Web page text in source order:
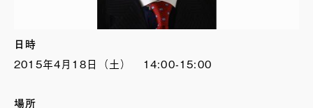
日時
2015年4月18日（土） 14:00-15:00
場所